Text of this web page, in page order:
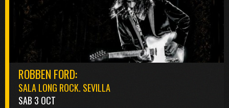
ROBBEN FORD:
SALA LONG ROCK. SEVILLA
SAB 3 OCT